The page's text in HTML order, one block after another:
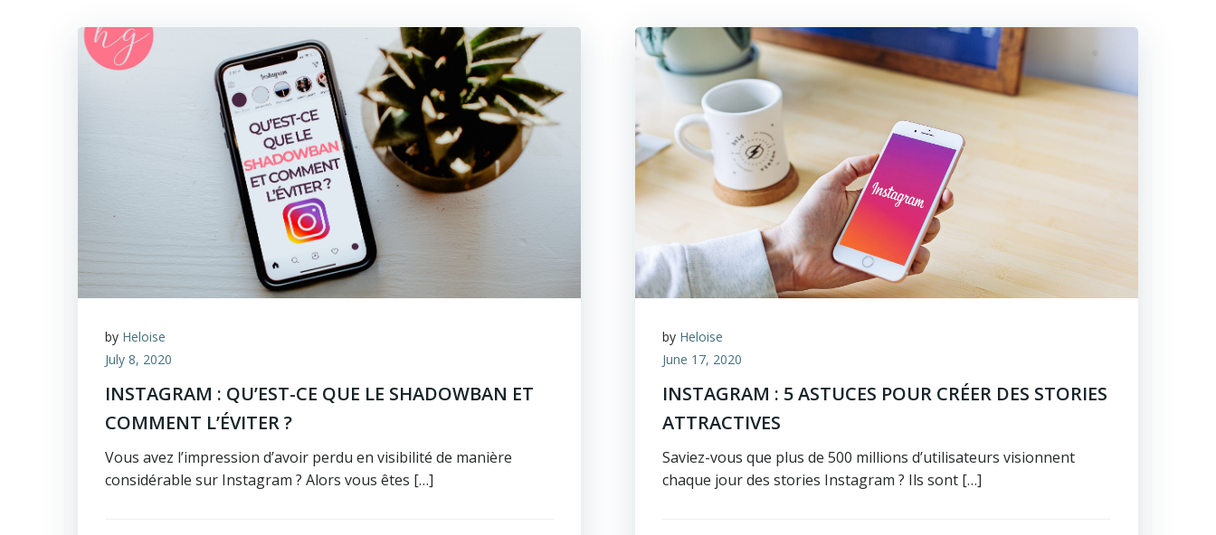
by Heloise
July 8, 2020
INSTAGRAM : QU’EST-CE QUE LE SHADOWBAN ET
COMMENT L’ÉVITER ?
Vous avez l’impression d’avoir perdu en visibilité de manière
considérable sur Instagram ? Alors vous êtes […]
by Heloise
June 17, 2020
INSTAGRAM : 5 ASTUCES POUR CRÉER DES STORIES
ATTRACTIVES
Saviez-vous que plus de 500 millions d’utilisateurs visionnent
chaque jour des stories Instagram ? Ils sont […]